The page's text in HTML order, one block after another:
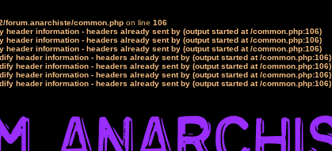
forum.anarchiste/common.php on line 106
header information - headers already sent by (output started at /common.php:106)
header information - headers already sent by (output started at /common.php:106)
header information - headers already sent by (output started at /common.php:106)
header information - headers already sent by (output started at /common.php:106)
header information - headers already sent by (output started at /common.php:106)
header information - headers already sent by (output started at /common.php:106)
header information - headers already sent by (output started at /common.php:106)